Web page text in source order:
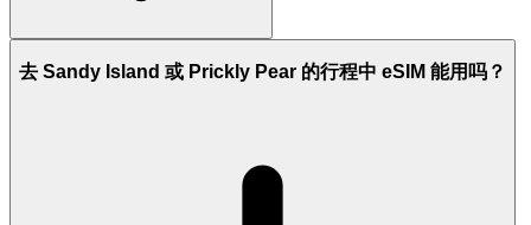
去 Sandy Island 或 Prickly Pear 的行程中 eSIM 能用吗？